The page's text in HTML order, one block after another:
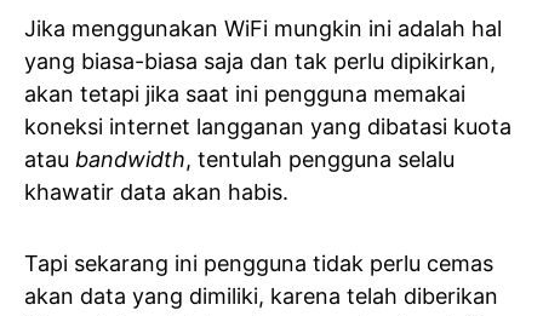
Jika menggunakan WiFi mungkin ini adalah hal
yang biasa-biasa saja dan tak perlu dipikirkan,
akan tetapi jika saat ini pengguna memakai
koneksi internet langganan yang dibatasi kuota
atau bandwidth, tentulah pengguna selalu
khawatir data akan habis.
Tapi sekarang ini pengguna tidak perlu cemas
akan data yang dimiliki, karena telah diberikan